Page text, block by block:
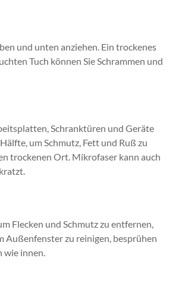
und unten anziehen. Ein trockenes
Tuch können Sie Schrammen und
Schranktüren und Geräte
um Schmutz, Fett und Ruß zu
trockenen Ort. Mikrofaser kann auch
Flecken und Schmutz zu entfernen,
Außenfenster zu reinigen, besprühen
wie innen.